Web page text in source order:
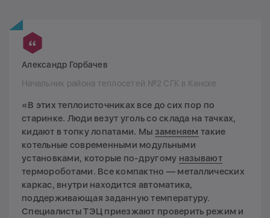
Александр Горбачев
Начальник района теплосетей №2 СГК в Канске
«В этих теплоисточниках все до сих пор по
старинке. Люди везут уголь со склада на тачках,
кидают в топку лопатами. Мы заменяем такие
котельные современными модульными
установками, которые по-другому называют
термороботами. Все компактно — металлических
каркас, внутри находится автоматика,
поддерживающая заданную температуру.
Специалисты ТЭЦ приезжают проверить режим и